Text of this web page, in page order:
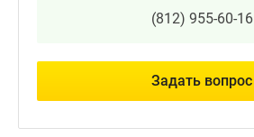
(812) 955-60-16
Задать вопрос